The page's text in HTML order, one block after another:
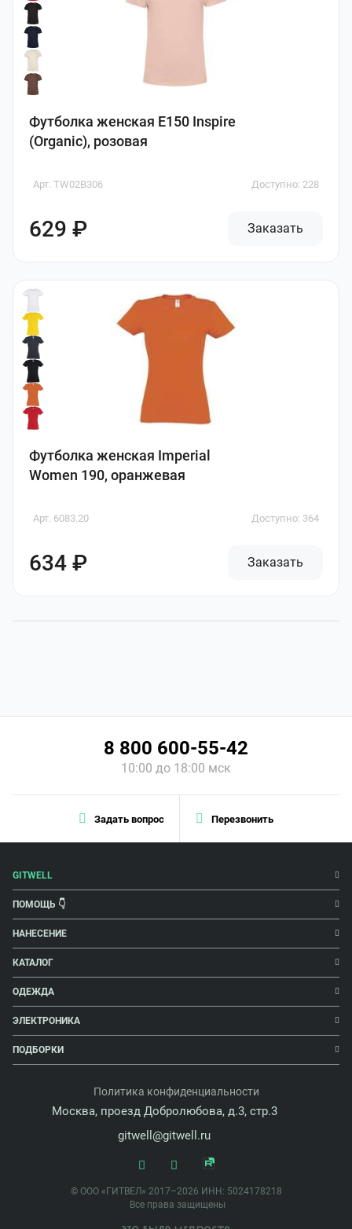
Футболка женская E150 Inspire
(Organic), розовая
Арт. TW02B306 Доступно: 228
629 ₽ Заказать
Футболка женская Imperial
Women 190, оранжевая
Арт. 6083.20 Доступно: 364
634 ₽ Заказать
Задать вопрос Перезвонить
8 800 600-55-42
10:00 до 18:00 мск
GITWELL
ПОМОЩЬ 👇
НАНЕСЕНИЕ
КАТАЛОГ
ОДЕЖДА
ЭЛЕКТРОНИКА
ПОДБОРКИ
Политика конфиденциальности
Москва, проезд Добролюбова, д.3, стр.3
gitwell@gitwell.ru
© ООО «ГИТВЕЛ» 2017–2026 ИНН: 5024178218
Все права защищены